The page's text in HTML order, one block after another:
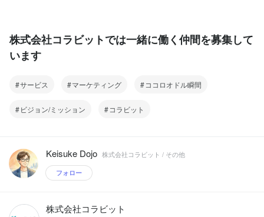
株式会社コラビットでは一緒に働く仲間を募集して
います
サービス マーケティング ココロオドル瞬間
ビジョン/ミッション コラビット
Keisuke Dojo 株式会社コラビット / その他
フォロー
株式会社コラビット